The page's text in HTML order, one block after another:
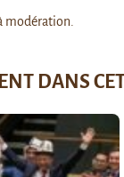
modération.
DANS